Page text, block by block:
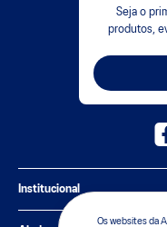
Os websites da
Seja o
produtos,
Institucional